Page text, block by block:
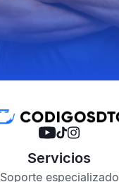
Servicios
Soporte especializado